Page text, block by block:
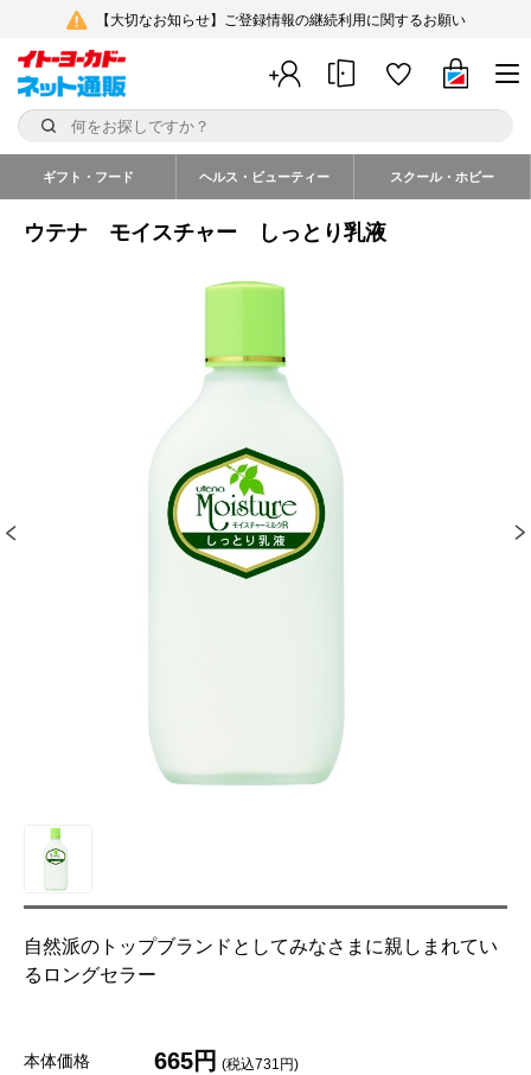
【大切なお知らせ】ご登録情報の継続利用に関するお願い
ギフト・フード ヘルス・ビューティー スクール・ホビー
ウテナ モイスチャー しっとり乳液
自然派のトップブランドとしてみなさまに親しまれてい
るロングセラー
本体価格 665円 (税込731円)